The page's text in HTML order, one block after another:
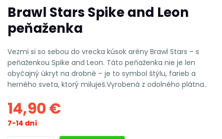
Brawl Stars Spike and Leon
peňaženka
Vezmi si so sebou do vrecka kúsok arény Brawl Stars – s
peňaženkou Spike and Leon. Táto peňaženka nie je len
obyčajný úkryt na drobné – je to symbol štýlu, farieb a
herného sveta, ktorý miluješ.Vyrobená z odolného plátna..
14,90 €
7-14 dní